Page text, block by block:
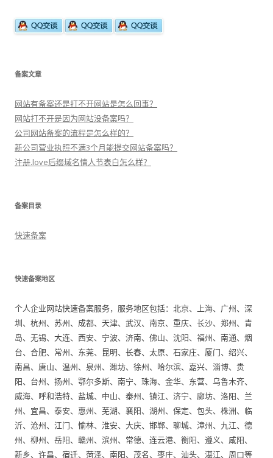
备案文章
网站有备案还是打不开网站是怎么回事？
网站打不开是因为网站没备案吗？
公司网站备案的流程是怎么样的？
新公司营业执照不满3个月能提交网站备案吗？
注册.love后缀域名情人节表白怎么样？
备案目录
快速备案
快速备案地区
个人企业网站快速备案服务，服务地区包括：北京、上海、广州、深
圳、杭州、苏州、成都、天津、武汉、南京、重庆、长沙、郑州、青
岛、无锡、大连、西安、宁波、济南、佛山、沈阳、福州、南通、烟
台、合肥、常州、东莞、昆明、长春、太原、石家庄、厦门、绍兴、
南昌、唐山、温州、泉州、潍坊、徐州、哈尔滨、嘉兴、淄博、贵
阳、台州、扬州、鄂尔多斯、南宁、珠海、金华、东营、乌鲁木齐、
威海、呼和浩特、盐城、中山、泰州、镇江、济宁、廊坊、洛阳、兰
州、宜昌、泰安、惠州、芜湖、襄阳、湖州、保定、包头、株洲、临
沂、沧州、江门、愉林、淮安、大庆、邯郸、聊城、漳州、九江、德
州、柳州、岳阳、赣州、滨州、常德、连云港、衡阳、遵义、咸阳、
新乡、许昌、宿迁、菏泽、南阳、茂名、枣庄、汕头、湛江、周口等